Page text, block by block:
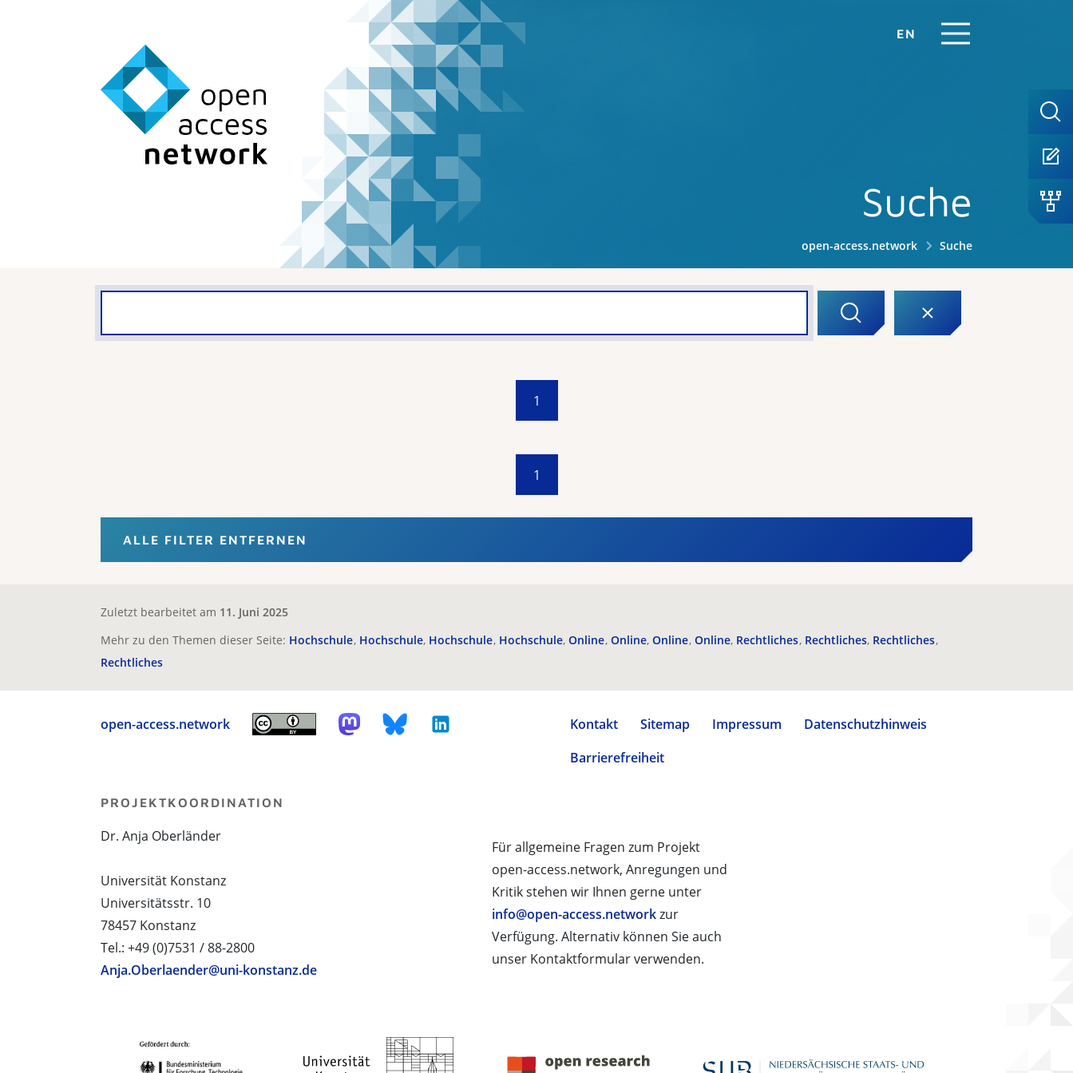
EN
Suche
open-access.network Suche
1
1
ALLE FILTER ENTFERNEN
Zuletzt bearbeitet am 11. Juni 2025
Mehr zu den Themen dieser Seite: Hochschule Hochschule Hochschule Hochschule Online Online Online Online Rechtliches Rechtliches Rechtliches
Rechtliches
open-access.network Kontakt Sitemap Impressum
Datenschutzhinweis
Barrierefreiheit
Für allgemeine Fragen zum Projekt
open-access.network, Anregungen und
Kritik stehen wir Ihnen gerne unter
info@open-access.networkzur
Verfügung. Alternativ können Sie auch
unser Kontaktformular verwenden.
PROJEKTKOORDINATION
Dr. Anja Oberländer
Universität Konstanz
Universitätsstr. 10
78457 Konstanz
Tel.: +49 (0)7531 / 88-2800
Anja.Oberlaender@uni-konstanz.de